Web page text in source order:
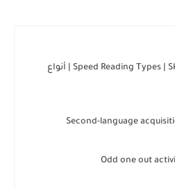
Speed Reading Types | Skimming and Scanning | أنواع